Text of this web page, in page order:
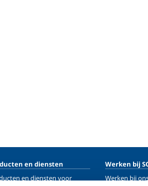
en diensten
en diensten voor
Werken bij
Werken bij